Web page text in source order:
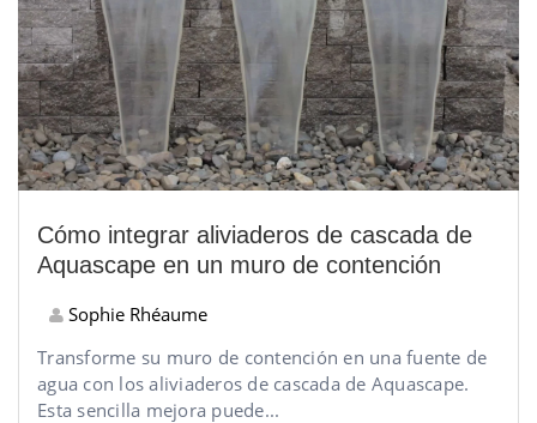
Cómo integrar aliviaderos de cascada de
Aquascape en un muro de contención
Sophie Rhéaume
Transforme su muro de contención en una fuente de
agua con los aliviaderos de cascada de Aquascape.
Esta sencilla mejora puede...